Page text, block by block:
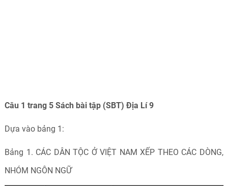
Câu 1 trang 5 Sách bài tập (SBT) Địa Lí 9
Dựa vào bảng 1:
Bảng 1. CÁC DÂN TỘC Ở VIỆT NAM XẾP THEO CÁC DÒNG,
NHÓM NGÔN NGỮ